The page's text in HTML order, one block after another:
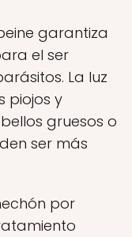
garantiza
el ser
La luz
piojos y
gruesos o
ser más
por